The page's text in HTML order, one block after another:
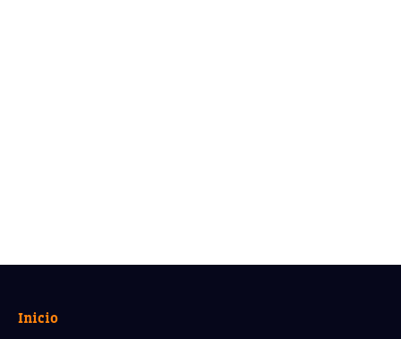
Inicio